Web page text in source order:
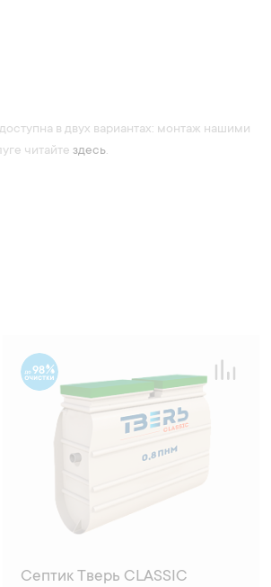
в двух вариантах: монтаж нашими
читайте здесь.
98
Септик Тверь CLASSIC